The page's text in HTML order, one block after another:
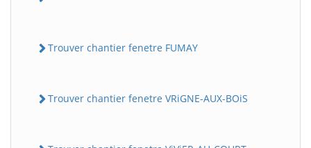
Trouver chantier fenetre FUMAY
Trouver chantier fenetre VRiGNE-AUX-BOiS